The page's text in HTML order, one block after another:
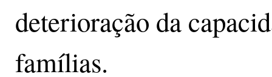
deterioração da
famílias.